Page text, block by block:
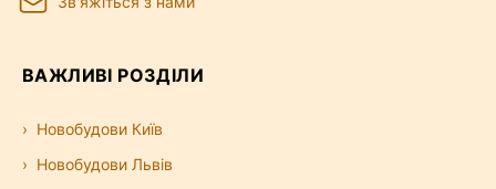
ВАЖЛИВІ РОЗДІЛИ
Новобудови Київ
Новобудови Львів